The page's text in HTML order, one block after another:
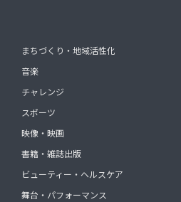
まちづくり・地域活性化
音楽
チャレンジ
スポーツ
映像・映画
書籍・雑誌出版
ビューティー・ヘルスケア
舞台・パフォーマンス